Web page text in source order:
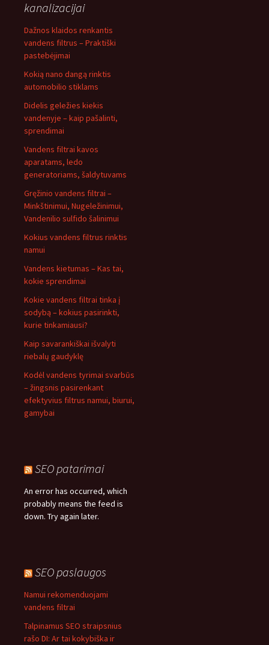
kanalizacijai
Dažnos klaidos renkantis
vandens filtrus – Praktiški
pastebėjimai
Kokią nano dangą rinktis
automobilio stiklams
Didelis geležies kiekis
vandenyje – kaip pašalinti,
sprendimai
Vandens filtrai kavos
aparatams, ledo
generatoriams, šaldytuvams
Gręžinio vandens filtrai –
Minkštinimui, Nugeležinimui,
Vandenilio sulfido šalinimui
Kokius vandens filtrus rinktis
namui
Vandens kietumas – Kas tai,
kokie sprendimai
Kokie vandens filtrai tinka į
sodybą – kokius pasirinkti,
kurie tinkamiausi?
Kaip savarankiškai išvalyti
riebalų gaudyklę
Kodėl vandens tyrimai svarbūs
– žingsnis pasirenkant
efektyvius filtrus namui, biurui,
gamybai
SEO patarimai
An error has occurred, which
probably means the feed is
down. Try again later.
SEO paslaugos
Namui rekomenduojami
vandens filtrai
Talpinamus SEO straipsnius
rašo DI: Ar tai kokybiška ir